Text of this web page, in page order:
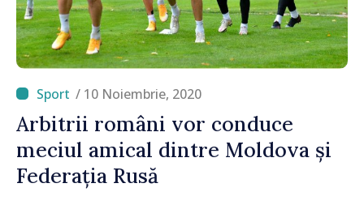
/ 10 Noiembrie, 2020
Arbitrii români vor conduce
meciul amical dintre Moldova și
Federația Rusă